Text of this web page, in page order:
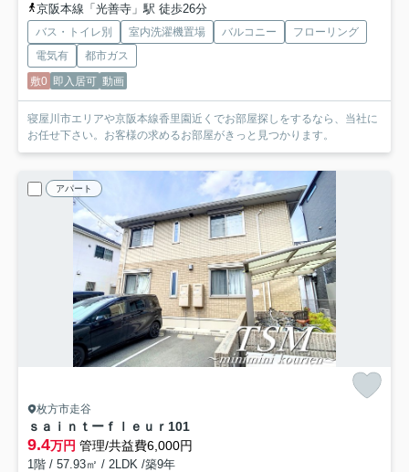
京阪本線「光善寺」駅 徒歩26分
バス・トイレ別 室内洗濯機置場 バルコニー
フローリング
電気有
都市ガス
敷0 即入居可 動画
寝屋川市エリアや京阪本線香里園近くでお部屋探しをするなら、当社に
お任せ下さい。お客様の求めるお部屋がきっと見つかります。
アパート
枚方市走谷
ｓａｉｎｔーｆｌｅｕｒ 101
9.4万円 管理/共益費6,000円
1階 / 57.93㎡ / 2LDK /築9年